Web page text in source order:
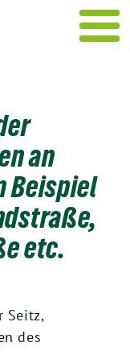
an
Beispiel
etc.
Seitz,
des